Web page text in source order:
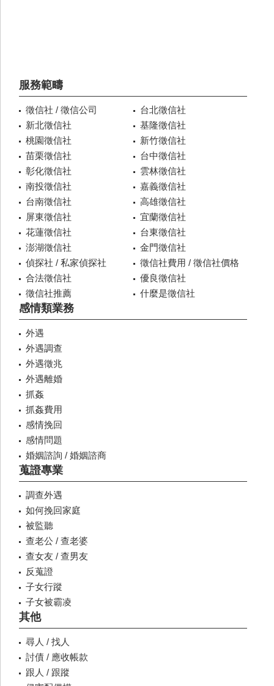
服務範疇
徵信社 / 徵信公司
台北徵信社
新北徵信社
基隆徵信社
桃園徵信社
新竹徵信社
苗栗徵信社
台中徵信社
彰化徵信社
雲林徵信社
南投徵信社
嘉義徵信社
台南徵信社
高雄徵信社
屏東徵信社
宜蘭徵信社
花蓮徵信社
台東徵信社
澎湖徵信社
金門徵信社
偵探社 / 私家偵探社
徵信社費用 / 徵信社價格
合法徵信社
優良徵信社
徵信社推薦
什麼是徵信社
感情類業務
外遇
外遇調查
外遇徵兆
外遇離婚
抓姦
抓姦費用
感情挽回
感情問題
婚姻諮詢 / 婚姻諮商
蒐證專業
調查外遇
如何挽回家庭
被監聽
查老公 / 查老婆
查女友 / 查男友
反蒐證
子女行蹤
子女被霸凌
其他
尋人 / 找人
討債 / 應收帳款
跟人 / 跟蹤